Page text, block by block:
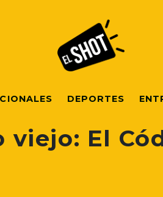
DEPORTES
El